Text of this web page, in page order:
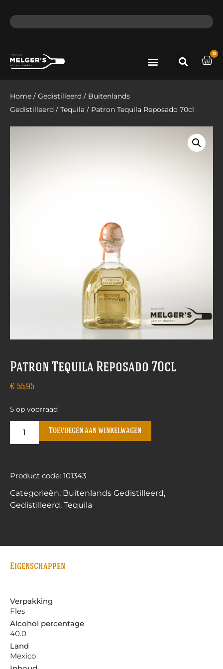
0
Home / Gedistilleerd / Buitenlands
Gedistilleerd / Tequila / Patron Tequila Reposado 70cl
Patron Tequila Reposado 70cl
€ 55,95
5 op voorraad
Toevoegen aan winkelwagen
Product code: 101343
Categorieën: Buitenlands Gedistilleerd,
Gedistilleerd, Tequila
Eigenschappen
Verpakking
Fles
Alcohol percentage
40.0
Land
Mexico